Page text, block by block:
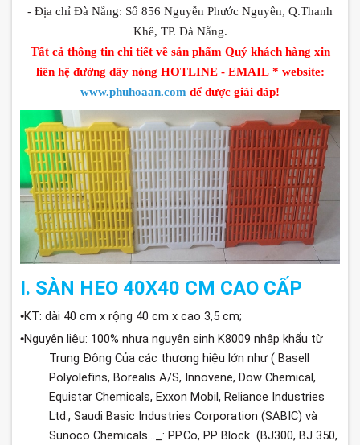
- Địa chỉ Đà Nẵng: Số 856 Nguyễn Phước Nguyên, Q.Thanh
Khê, TP. Đà Nẵng.
Tất cả thông tin chi tiết về sản phẩm Quý khách hàng xin
liên hệ đường dây nóng HOTLINE - EMAIL* website:
www.phuhoaan.com để được giải đáp!
I. SÀN HEO 40X40 CM CAO CẤP
•KT: dài 40 cm x rộng 40 cm x cao 3,5 cm;
•Nguyên liệu: 100% nhựa nguyên sinh K8009 nhập khẩu từ
Trung Đông Của các thương hiệu lớn như (Basell
Polyolefins, Borealis A/S, Innovene, Dow Chemical,
Equistar Chemicals, Exxon Mobil, Reliance Industries
Ltd., Saudi Basic Industries Corporation (SABIC)và
Sunoco Chemicals..._:PP.Co, PP Block (BJ300, BJ 350,